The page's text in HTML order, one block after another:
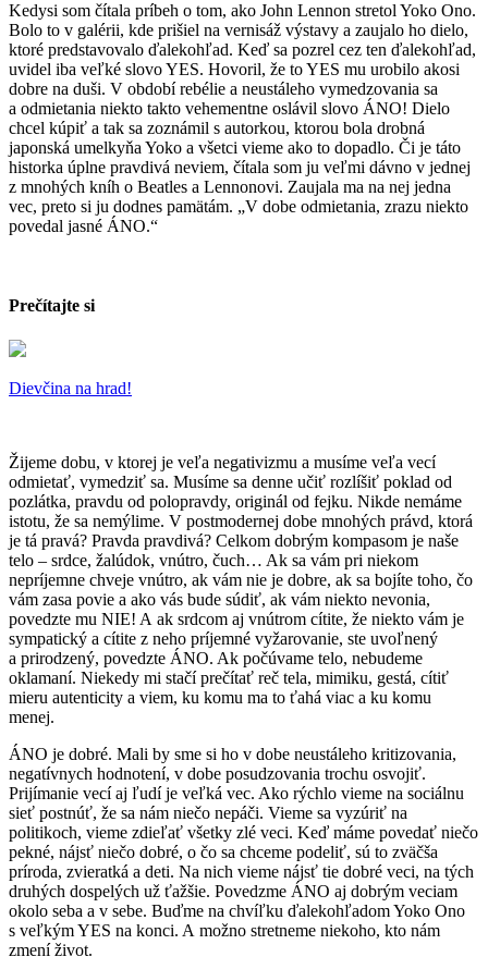
Kedysi som čítala príbeh o tom, ako John Lennon stretol Yoko Ono.
Bolo to v galérii, kde prišiel na vernisáž výstavy a zaujalo ho dielo,
ktoré predstavovalo ďalekohľad. Keď sa pozrel cez ten ďalekohľad,
uvidel iba veľké slovo YES. Hovoril, že to YES mu urobilo akosi
dobre na duši. V období rebélie a neustáleho vymedzovania sa
a odmietania niekto takto vehementne oslávil slovo ÁNO! Dielo
chcel kúpiť a tak sa zoznámil s autorkou, ktorou bola drobná
japonská umelkyňa Yoko a všetci vieme ako to dopadlo. Či je táto
historka úplne pravdivá neviem, čítala som ju veľmi dávno v jednej
z mnohých kníh o Beatles a Lennonovi. Zaujala ma na nej jedna
vec, preto si ju dodnes pamätám. „V dobe odmietania, zrazu niekto
povedal jasné ÁNO.“
Prečítajte si
Dievčina na hrad!
Žijeme dobu, v ktorej je veľa negativizmu a musíme veľa vecí
odmietať, vymedziť sa. Musíme sa denne učiť rozlíšiť poklad od
pozlátka, pravdu od polopravdy, originál od fejku. Nikde nemáme
istotu, že sa nemýlime. V postmodernej dobe mnohých právd, ktorá
je tá pravá? Pravda pravdivá? Celkom dobrým kompasom je naše
telo – srdce, žalúdok, vnútro, čuch… Ak sa vám pri niekom
nepríjemne chveje vnútro, ak vám nie je dobre, ak sa bojíte toho, čo
vám zasa povie a ako vás bude súdiť, ak vám niekto nevonia,
povedzte mu NIE! A ak srdcom aj vnútrom cítite, že niekto vám je
sympatický a cítite z neho príjemné vyžarovanie, ste uvoľnený
a prirodzený, povedzte ÁNO. Ak počúvame telo, nebudeme
oklamaní. Niekedy mi stačí prečítať reč tela, mimiku, gestá, cítiť
mieru autenticity a viem, ku komu ma to ťahá viac a ku komu
menej.
ÁNO je dobré. Mali by sme si ho v dobe neustáleho kritizovania,
negatívnych hodnotení, v dobe posudzovania trochu osvojiť.
Prijímanie vecí aj ľudí je veľká vec. Ako rýchlo vieme na sociálnu
sieť postnúť, že sa nám niečo nepáči. Vieme sa vyzúriť na
politikoch, vieme zdieľať všetky zlé veci. Keď máme povedať niečo
pekné, nájsť niečo dobré, o čo sa chceme podeliť, sú to zväčša
príroda, zvieratká a deti. Na nich vieme nájsť tie dobré veci, na tých
druhých dospelých už ťažšie. Povedzme ÁNO aj dobrým veciam
okolo seba a v sebe. Buďme na chvíľku ďalekohľadom Yoko Ono
s veľkým YES na konci. A možno stretneme niekoho, kto nám
zmení život.